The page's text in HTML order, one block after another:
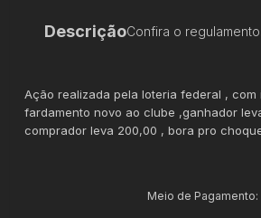
DescriçãoConfira o regulamento.
Ação realizada pela loteria federal , com
fardamento novo ao clube ,ganhador
comprador leva 200,00 , bora pro
Meio de Pagamento: